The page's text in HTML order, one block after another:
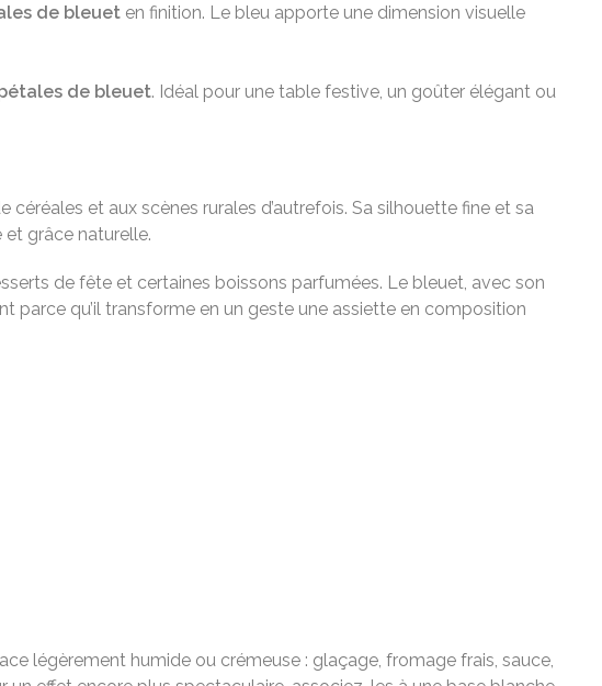
de bleuet en finition. Le bleu apporte une dimension visuelle
de bleuet. Idéal pour une table festive, un goûter élégant ou
et aux scènes rurales d’autrefois. Sa silhouette fine et sa
grâce naturelle.
de fête et certaines boissons parfumées. Le bleuet, avec son
parce qu’il transforme en un geste une assiette en composition
légèrement humide ou crémeuse : glaçage, fromage frais, sauce,